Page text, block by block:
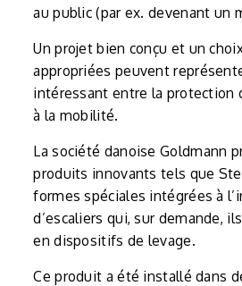
au public (par ex. devenant un
Un projet bien conçu et un
appropriées peuvent
intéressant entre la protection
à la mobilité.
La société danoise Goldmann
produits innovants tels que
formes spéciales intégrées à
d’escaliers qui, sur demande,
en dispositifs de levage.
Ce produit a été installé dans